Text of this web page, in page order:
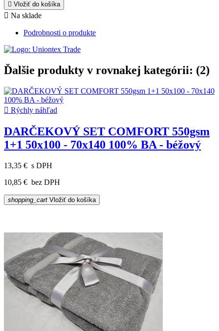
 Vložiť do košíka
 Na sklade
Podrobnosti o produkte
Ďalšie produkty v rovnakej kategórii: (2)
 Rýchly náhľad
DARČEKOVÝ SET COMFORT 550gsm
1+1 50x100 - 70x140 100% BA - béžový
13,35 € s DPH
10,85 € bez DPH
shopping_cart Vložiť do košíka